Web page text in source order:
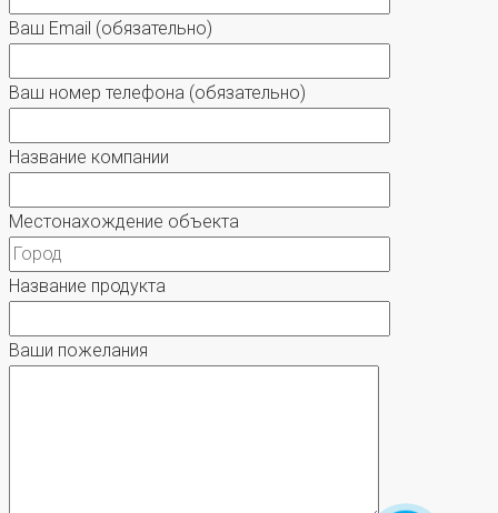
Ваш Email (обязательно)
Ваш номер телефона (обязательно)
Название компании
Местонахождение объекта
Название продукта
Ваши пожелания